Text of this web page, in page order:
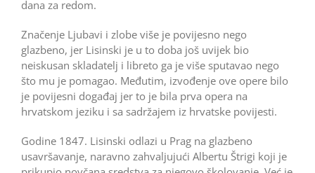
dana za redom.
Značenje Ljubavi i zlobe više je povijesno nego
glazbeno, jer Lisinski je u to doba još uvijek bio
neiskusan skladatelj i libreto ga je više sputavao nego
što mu je pomagao. Međutim, izvođenje ove opere bilo
je povijesni događaj jer to je bila prva opera na
hrvatskom jeziku i sa sadržajem iz hrvatske povijesti.
Godine 1847. Lisinski odlazi u Prag na glazbeno
usavršavanje, naravno zahvaljujući Albertu Štrigi koji je